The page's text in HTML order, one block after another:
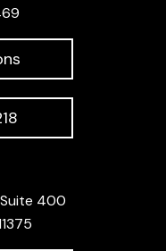
Suite 400